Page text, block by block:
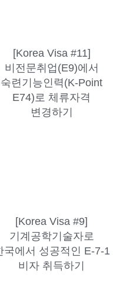
[Korea Visa #11]
비전문취업(E9)에서
숙련기능인력(K-Point
E74)로 체류자격
변경하기
[Korea Visa #9]
기계공학기술자로
국에서 성공적인 E-7-1
비자 취득하기